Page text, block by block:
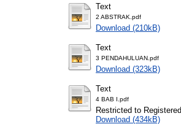
Text
2 ABSTRAK.pdf
Download (210kB)
Text
3 PENDAHULUAN.pdf
Download (323kB)
Text
4 BAB I.pdf
Restricted to
Download (434kB)